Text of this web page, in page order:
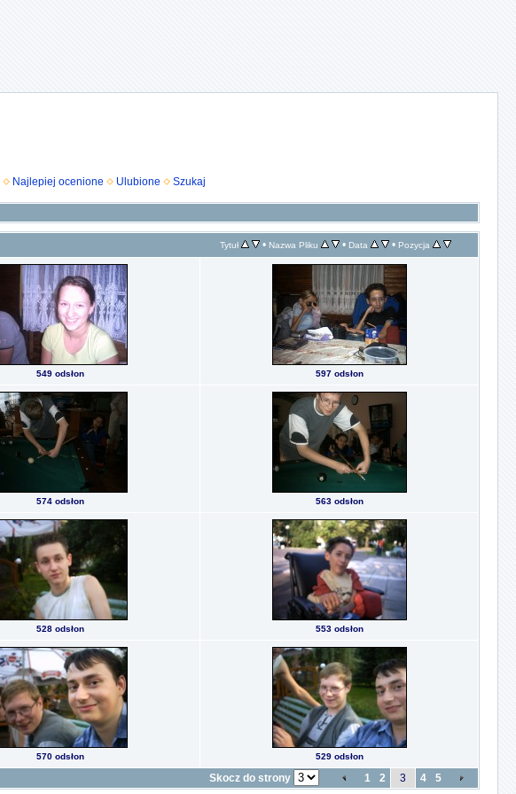
Najlepiej ocenione Ulubione Szukaj
Tytuł • Nazwa Pliku • Data • Pozycja
549 odsłon 597 odsłon
574 odsłon 563 odsłon
528 odsłon 553 odsłon
570 odsłon 529 odsłon
Skocz do strony 1 2 3 4 5